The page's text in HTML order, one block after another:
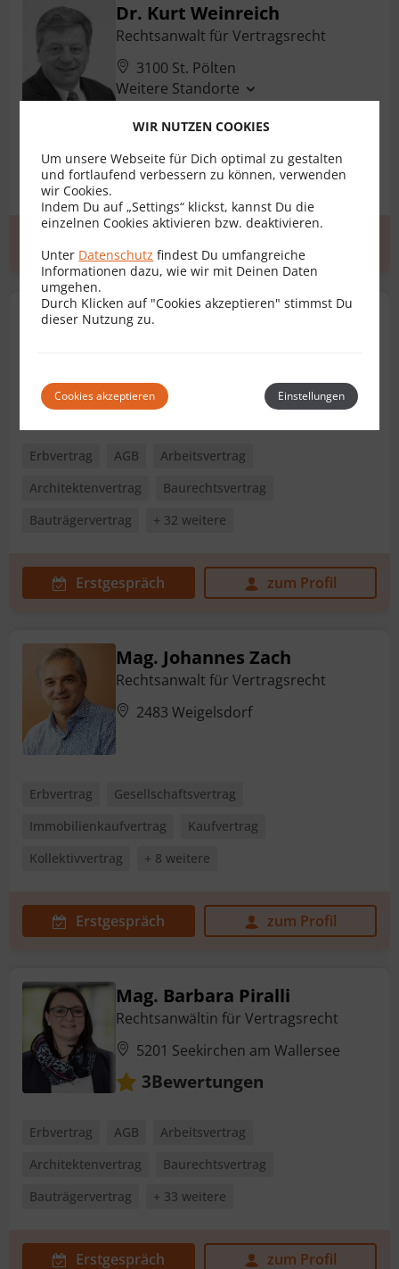
Dr. Kurt Weinreich
Rechtsanwalt für Vertragsrecht
3100 St. Pölten
Weitere Standorte
AGB
Darlehensvertrag
Dienstvertrag
DSGVO Ehevertrag + 14 weitere
Mag. Dr. Christoph Zauhar,
8010 Graz
Erbvertrag AGB
Arbeitsvertrag
Architektenvertrag
Baurechtsvertrag
Bauträgervertrag
+ 32 weitere
Erstgespräch zum Profil
Mag. Johannes Zach
Rechtsanwalt für Vertragsrecht
2483 Weigelsdorf
Erbvertrag
Gesellschaftsvertrag
Immobilienkaufvertrag
Kaufvertrag
Kollektivvertrag
+ 8 weitere
Erstgespräch zum Profil
Mag. Barbara Piralli
Rechtsanwältin für Vertragsrecht
5201 Seekirchen am Wallersee
3Bewertungen
Erbvertrag AGB
Arbeitsvertrag
Architektenvertrag
Baurechtsvertrag
Bauträgervertrag
+ 33 weitere
Erstgespräch zum Profil
WIR NUTZEN COOKIES
Um unsere Webseite für Dich optimal zu gestalten
und fortlaufend verbessern zu können, verwenden
wir Cookies.
Indem Du auf „Settings“ klickst, kannst Du die
einzelnen Cookies aktivieren bzw. deaktivieren.
Unter Datenschutz findest Du umfangreiche
Informationen dazu, wie wir mit Deinen Daten
umgehen.
Durch Klicken auf "Cookies akzeptieren" stimmst Du
dieser Nutzung zu.
Cookies akzeptieren Einstellungen